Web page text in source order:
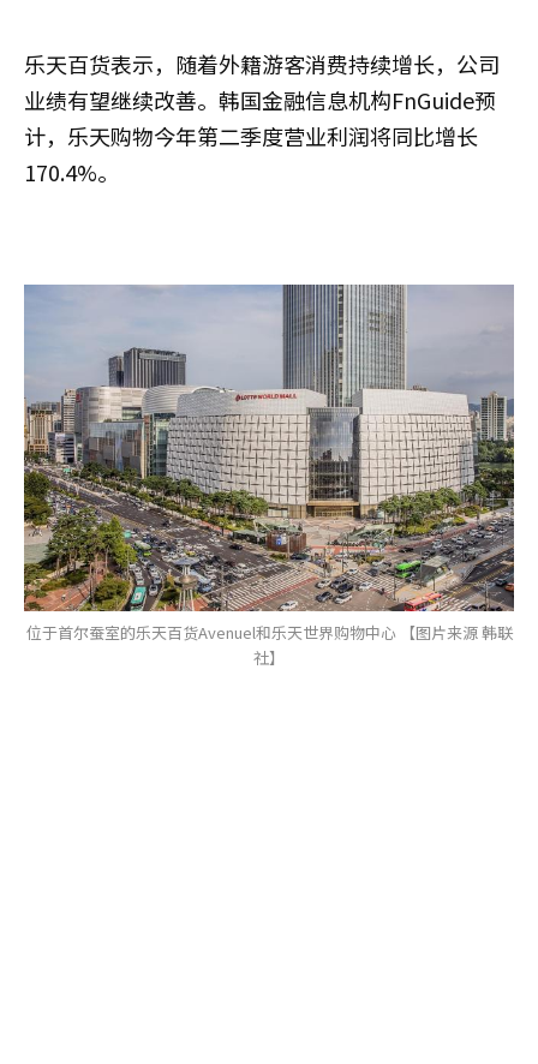
乐天百货表示，随着外籍游客消费持续增长，公司
业绩有望继续改善。韩国金融信息机构FnGuide预
计，乐天购物今年第二季度营业利润将同比增长
170.4%。
位于首尔蚕室的乐天百货Avenuel和乐天世界购物中心 【图片来源 韩联
社】